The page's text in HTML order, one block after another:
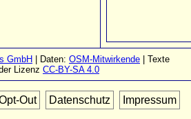
GmbH | Daten: OSM-Mitwirkende | Texte
Lizenz CC-BY-SA 4.0
Out Datenschutz Impressum